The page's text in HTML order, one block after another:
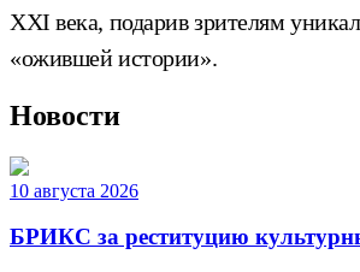
XXI века, подарив зрителям
«ожившей истории».
Новости
10 августа 2026
БРИКС за реституцию